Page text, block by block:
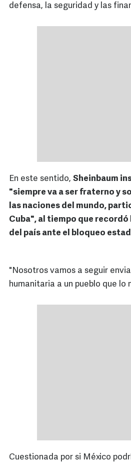
defensa, la seguridad y las
En este sentido, Sheinbaum
"siempre va a ser fraterno y
las naciones del mundo,
Cuba", al tiempo que
del país ante el bloqueo
"Nosotros vamos a seguir
humanitaria a un pueblo que lo
Cuestionada por si México